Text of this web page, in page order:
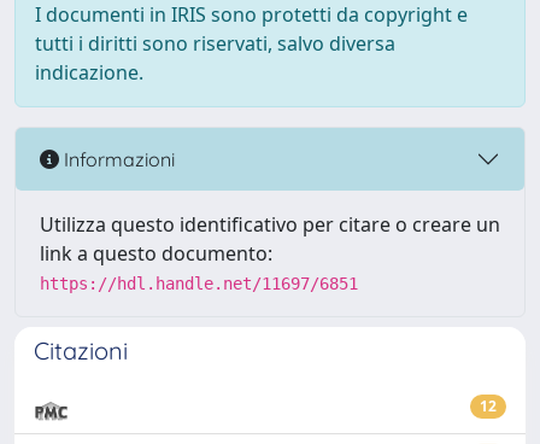
I documenti in IRIS sono protetti da copyright e
tutti i diritti sono riservati, salvo diversa
indicazione.
Informazioni
Utilizza questo identificativo per citare o creare un
link a questo documento:
https://hdl.handle.net/11697/6851
Citazioni
12